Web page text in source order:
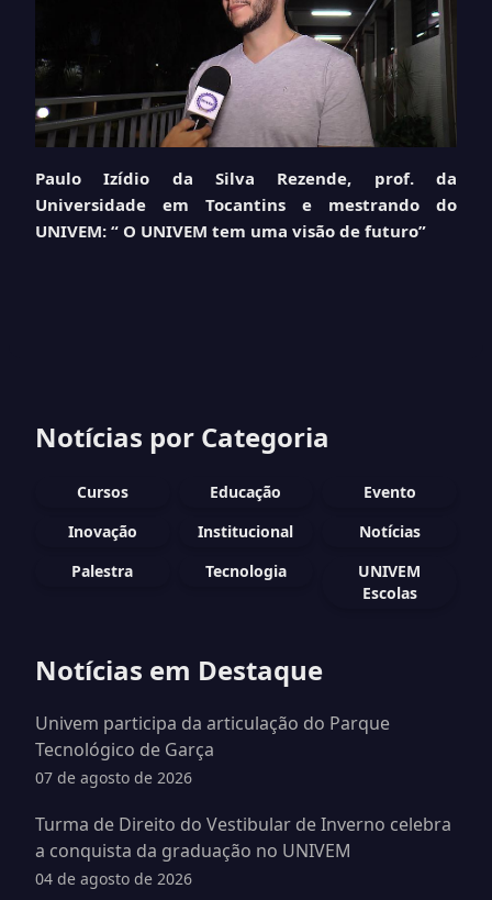
Paulo Izídio da Silva Rezende, prof. da
Universidade em Tocantins e mestrando do
UNIVEM: “ O UNIVEM tem uma visão de futuro”
Notícias por Categoria
Cursos Educação
Evento
Inovação
Institucional
Notícias
Palestra
Tecnologia
UNIVEM
Escolas
Notícias em Destaque
Univem participa da articulação do Parque
Tecnológico de Garça
07 de agosto de 2026
Turma de Direito do Vestibular de Inverno celebra
a conquista da graduação no UNIVEM
04 de agosto de 2026